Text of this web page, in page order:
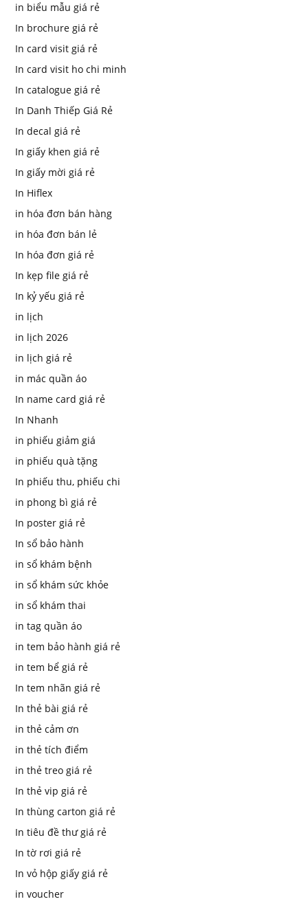
in biểu mẫu giá rẻ
In brochure giá rẻ
In card visit giá rẻ
In card visit ho chi minh
In catalogue giá rẻ
In Danh Thiếp Giá Rẻ
In decal giá rẻ
In giấy khen giá rẻ
In giấy mời giá rẻ
In Hiflex
in hóa đơn bán hàng
in hóa đơn bán lẻ
In hóa đơn giá rẻ
In kẹp file giá rẻ
In kỷ yếu giá rẻ
in lịch
in lịch 2026
in lịch giá rẻ
in mác quần áo
In name card giá rẻ
In Nhanh
in phiếu giảm giá
in phiếu quà tặng
In phiếu thu, phiếu chi
in phong bì giá rẻ
In poster giá rẻ
In sổ bảo hành
in sổ khám bệnh
in sổ khám sức khỏe
in sổ khám thai
in tag quần áo
in tem bảo hành giá rẻ
in tem bể giá rẻ
In tem nhãn giá rẻ
In thẻ bài giá rẻ
in thẻ cảm ơn
in thẻ tích điểm
in thẻ treo giá rẻ
In thẻ vip giá rẻ
In thùng carton giá rẻ
In tiêu đề thư giá rẻ
In tờ rơi giá rẻ
In vỏ hộp giấy giá rẻ
in voucher